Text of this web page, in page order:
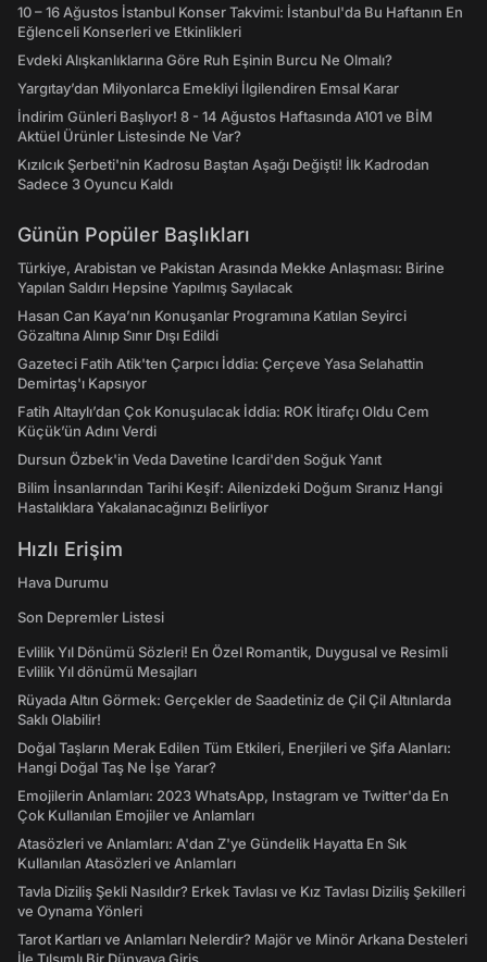
10 – 16 Ağustos İstanbul Konser Takvimi: İstanbul'da Bu Haftanın En
Eğlenceli Konserleri ve Etkinlikleri
Evdeki Alışkanlıklarına Göre Ruh Eşinin Burcu Ne Olmalı?
Yargıtay’dan Milyonlarca Emekliyi İlgilendiren Emsal Karar
İndirim Günleri Başlıyor! 8 - 14 Ağustos Haftasında A101 ve BİM
Aktüel Ürünler Listesinde Ne Var?
Kızılcık Şerbeti'nin Kadrosu Baştan Aşağı Değişti! İlk Kadrodan
Sadece 3 Oyuncu Kaldı
Günün Popüler Başlıkları
Türkiye, Arabistan ve Pakistan Arasında Mekke Anlaşması: Birine
Yapılan Saldırı Hepsine Yapılmış Sayılacak
Hasan Can Kaya’nın Konuşanlar Programına Katılan Seyirci
Gözaltına Alınıp Sınır Dışı Edildi
Gazeteci Fatih Atik'ten Çarpıcı İddia: Çerçeve Yasa Selahattin
Demirtaş'ı Kapsıyor
Fatih Altaylı’dan Çok Konuşulacak İddia: ROK İtirafçı Oldu Cem
Küçük’ün Adını Verdi
Dursun Özbek'in Veda Davetine Icardi'den Soğuk Yanıt
Bilim İnsanlarından Tarihi Keşif: Ailenizdeki Doğum Sıranız Hangi
Hastalıklara Yakalanacağınızı Belirliyor
Hızlı Erişim
Hava Durumu
Son Depremler Listesi
Evlilik Yıl Dönümü Sözleri! En Özel Romantik, Duygusal ve Resimli
Evlilik Yıl dönümü Mesajları
Rüyada Altın Görmek: Gerçekler de Saadetiniz de Çil Çil Altınlarda
Saklı Olabilir!
Doğal Taşların Merak Edilen Tüm Etkileri, Enerjileri ve Şifa Alanları:
Hangi Doğal Taş Ne İşe Yarar?
Emojilerin Anlamları: 2023 WhatsApp, Instagram ve Twitter'da En
Çok Kullanılan Emojiler ve Anlamları
Atasözleri ve Anlamları: A'dan Z'ye Gündelik Hayatta En Sık
Kullanılan Atasözleri ve Anlamları
Tavla Diziliş Şekli Nasıldır? Erkek Tavlası ve Kız Tavlası Diziliş Şekilleri
ve Oynama Yönleri
Tarot Kartları ve Anlamları Nelerdir? Majör ve Minör Arkana Desteleri